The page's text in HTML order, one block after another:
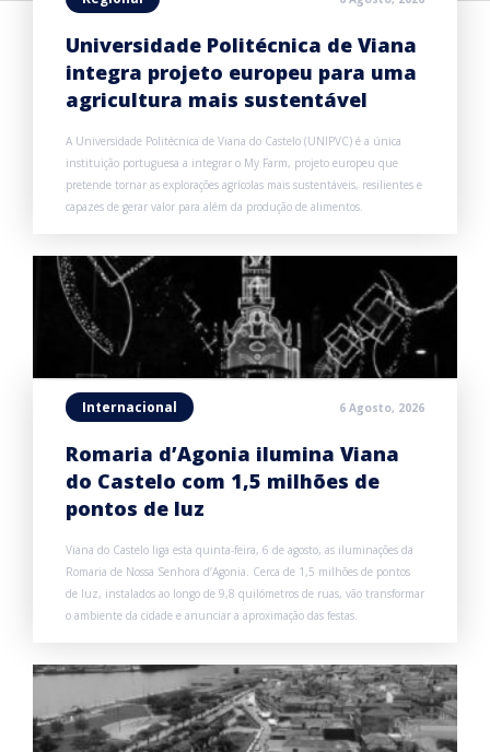
Universidade Politécnica de Viana
integra projeto europeu para uma
agricultura mais sustentável
A Universidade Politécnica de Viana do Castelo (UNIPVC) é a única
instituição portuguesa a integrar o My Farm, projeto europeu que
pretende tornar as explorações agrícolas mais sustentáveis, resilientes e
capazes de gerar valor para além da produção de alimentos.
Internacional 6 Agosto, 2026
Romaria d’Agonia ilumina Viana
do Castelo com 1,5 milhões de
pontos de luz
Viana do Castelo liga esta quinta-feira, 6 de agosto, as iluminações da
Romaria de Nossa Senhora d’Agonia. Cerca de 1,5 milhões de pontos
de luz, instalados ao longo de 9,8 quilómetros de ruas, vão transformar
o ambiente da cidade e anunciar a aproximação das festas.